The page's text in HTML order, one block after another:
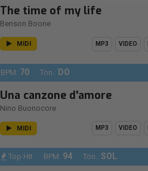
The time of my life
Benson Boone
MIDI MP3 VIDEO
BPM: 70 Ton.: DO
Una canzone d'amore
Nino Buonocore
MIDI MP3 VIDEO
Top Hit BPM: 94 Ton.: SOL